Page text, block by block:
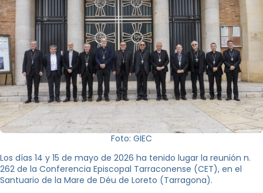
Foto: GIEC
Los días 14 y 15 de mayo de 2026 ha tenido lugar la reunión n.
262 de la Conferencia Episcopal Tarraconense (CET), en el
Santuario de la Mare de Déu de Loreto (Tarragona).